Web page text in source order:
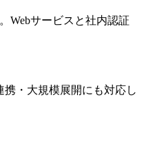
Webサービスと社内認証
携・大規模展開にも対応し